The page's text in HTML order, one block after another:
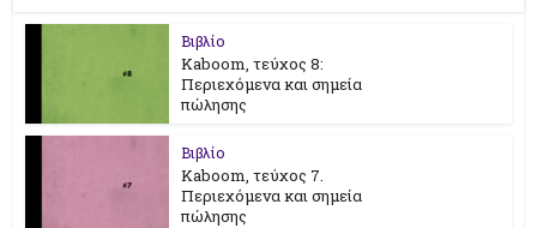
Βιβλίο
Kaboom, τεύχος 8:
Περιεχόμενα και σημεία
πώλησης
Βιβλίο
Kaboom, τεύχος 7.
Περιεχόμενα και σημεία
πώλησης